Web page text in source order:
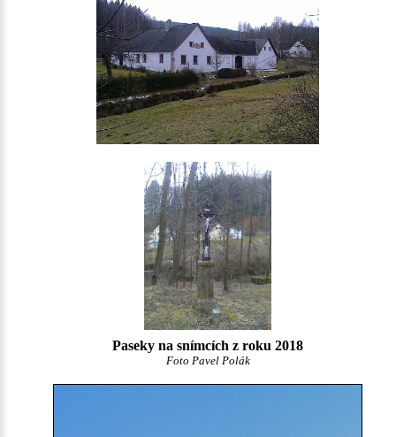
Paseky na snímcích z roku 2018
Foto Pavel Polák